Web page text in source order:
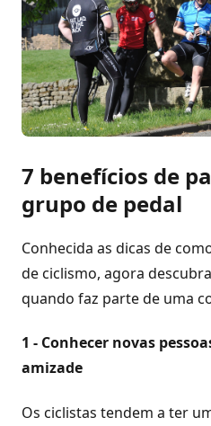
7 benefícios de
grupo de pedal
Conhecida as dicas de
de ciclismo, agora
quando faz parte de uma
1 - Conhecer novas
amizade
Os ciclistas tendem a ter